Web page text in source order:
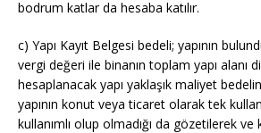
bodrum katlar da hesaba katılır.
c) Yapı Kayıt Belgesi bedeli; yapının
vergi değeri ile binanın toplam yapı alanı
hesaplanacak yapı yaklaşık maliyet
yapının konut veya ticaret olarak tek
kullanımlı olup olmadığı da gözetilerek ve